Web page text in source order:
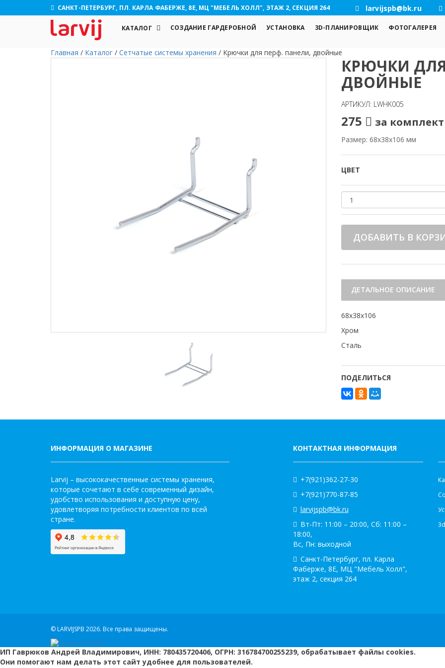
САНКТ-ПЕТЕРБУРГ, ПЛ. КАРЛА ФАБЕРЖЕ, 8Е, МЦ "МЕБЕЛЬ ХОЛЛ", ЭТАЖ 2, СЕКЦИЯ 264 larvijspb@bk.ru
КАТАЛОГ СОЗДАНИЕ ГАРДЕРОБНОЙ УСТАНОВКА 3D-ПЛАНИРОВЩИК ФОТОГАЛЕРЕЯ
Главная / Каталог / Сетчатые системы хранения / Крючки для перф. панели, двойные
КРЮЧКИ
ДВОЙНЫЕ
АРТИКУЛ: LWHK005
275 за
Размер: 68x38x106 мм
ЦВЕТ
ДОБАВИТЬ В
ДЕТАЛЬНОЕ ОПИСАНИЕ
68x38x106
Хром
Сталь
ПОДЕЛИТЬСЯ
ИНФОРМАЦИЯ О МАГАЗИНЕ
Larvij – высококачественные системы хранения,
которые сочетают в себе современный дизайн,
удобство использования и доступную цену,
удовлетворяя потребности клиентов по всей
стране.
КОНТАКТНАЯ ИНФОРМАЦИЯ
+7(921)362-27-30
+7(921)770-87-85
larvijspb@bk.ru
Вт-Пт: 11:00 – 20:00, Сб: 11:00 –
18:00,
Вс, Пн: выходной
Санкт-Петербург, пл. Карла
Фаберже, 8Е, МЦ "Мебель Холл",
этаж 2, секция 264
© LARVIJSPB 2026. Все права защищены.
ИП Гаврюков Андрей Владимирович, ИНН: 780435720406, ОГРН: 316784700255239, обрабатывает файлы cookies.
Они помогают нам делать этот сайт удобнее для пользователей.